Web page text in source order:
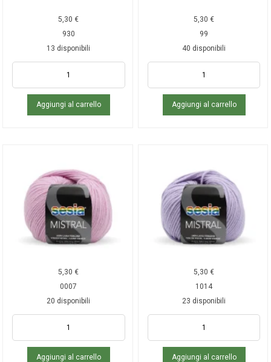
5,30€
930
13 disponibili
Aggiungi al carrello
5,30€
99
40 disponibili
Aggiungi al carrello
5,30€
0007
20 disponibili
Aggiungi al carrello
5,30€
1014
23 disponibili
Aggiungi al carrello